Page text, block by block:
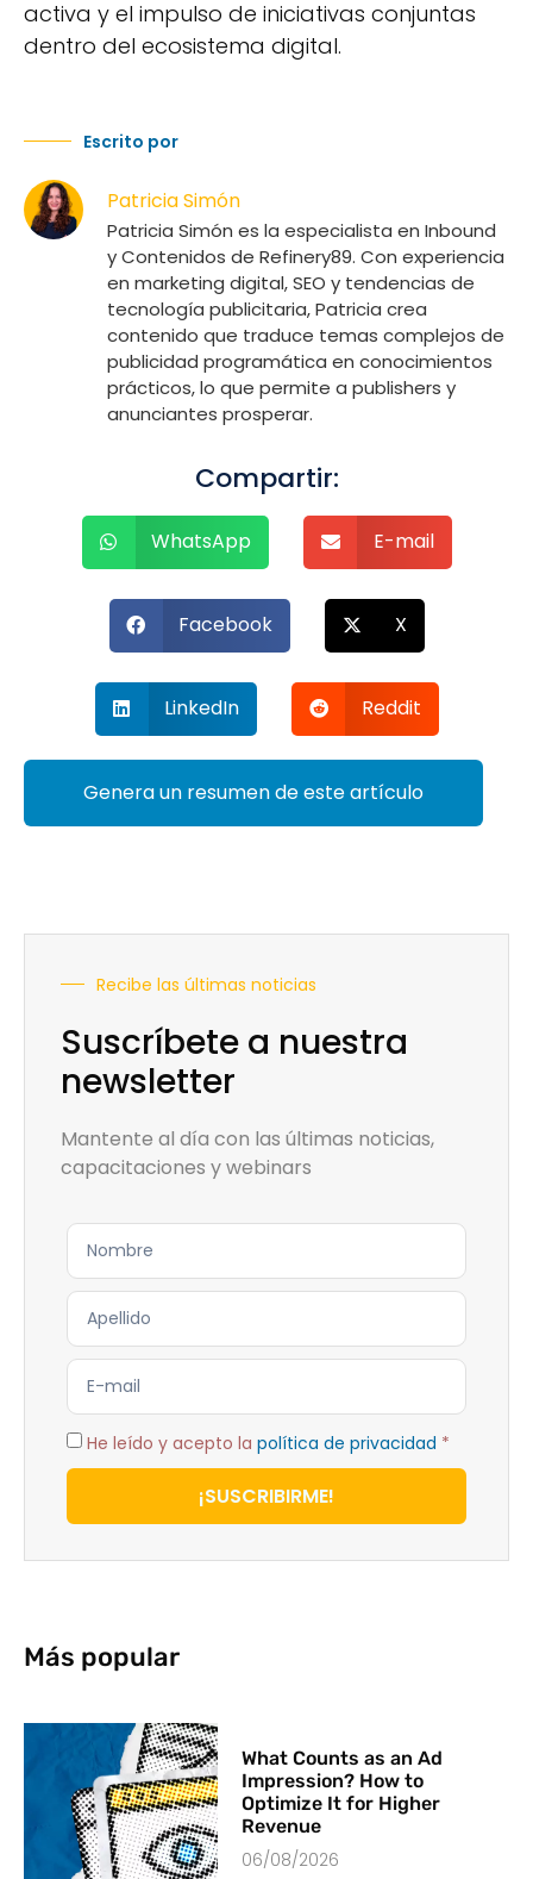
activa y el impulso de iniciativas conjuntas
dentro del ecosistema digital.
Escrito por
Patricia Simón
Patricia Simón es la especialista en Inbound
y Contenidos de Refinery89. Con experiencia
en marketing digital, SEO y tendencias de
tecnología publicitaria, Patricia crea
contenido que traduce temas complejos de
publicidad programática en conocimientos
prácticos, lo que permite a publishers y
anunciantes prosperar.
Compartir:
WhatsApp E-mail
Facebook X
LinkedIn Reddit
Genera un resumen de este artículo
Recibe las últimas noticias
Suscríbete a nuestra
newsletter
Mantente al día con las últimas noticias,
capacitaciones y webinars
He leído y acepto la política de privacidad *
¡SUSCRIBIRME!
Más popular
What Counts as an Ad
Impression? How to
Optimize It for Higher
Revenue
06/08/2026